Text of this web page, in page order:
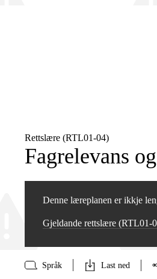
Rettslære (RTL01‑04)
Fagrelevans
Denne læreplanen er ikkje
Gjeldande rettslære
Språk Last ned